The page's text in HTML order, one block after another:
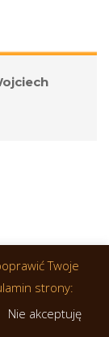
Twoje
strony:
Nie akceptuję